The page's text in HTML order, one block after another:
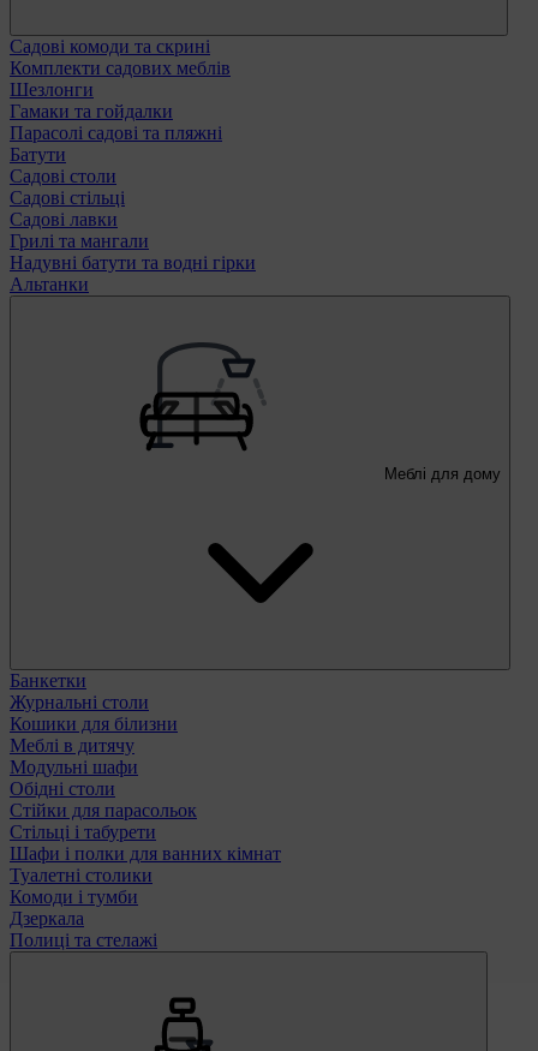
Садові комоди та скрині
Комплекти садових меблів
Шезлонги
Гамаки та гойдалки
Парасолі садові та пляжні
Батути
Садові столи
Садові стільці
Садові лавки
Грилі та мангали
Надувні батути та водні гірки
Альтанки
Меблі для дому
Банкетки
Журнальні столи
Кошики для білизни
Меблі в дитячу
Модульні шафи
Обідні столи
Стійки для парасольок
Стільці і табурети
Шафи і полки для ванних кімнат
Туалетні столики
Комоди і тумби
Дзеркала
Полиці та стелажі